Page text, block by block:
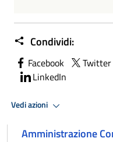
Condividi:
Facebook Twitter
LinkedIn
Vedi azioni
Amministrazione